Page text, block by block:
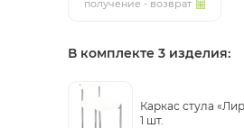
получение - возврат
В комплекте 3 изделия:
Каркас стула
1 шт.